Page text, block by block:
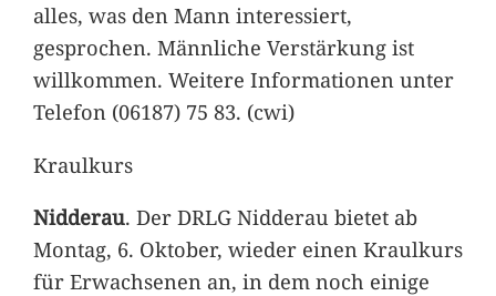
alles, was den Mann interessiert,
gesprochen. Männliche Verstärkung ist
willkommen. Weitere Informationen unter
Telefon (06187) 75 83. (cwi)
Kraulkurs
Nidderau. Der DRLG Nidderau bietet ab
Montag, 6. Oktober, wieder einen Kraulkurs
für Erwachsenen an, in dem noch einige